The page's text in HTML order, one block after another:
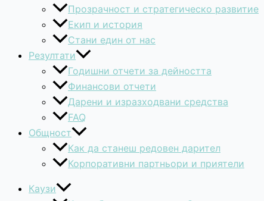
Прозрачност и стратегическо развитие
Екип и история
Стани един от нас
Резултати
Годишни отчети за дейността
Финансови отчети
Дарени и изразходвани средства
FAQ
Общност
Как да станеш редовен дарител
Корпоративни партньори и приятели
Каузи